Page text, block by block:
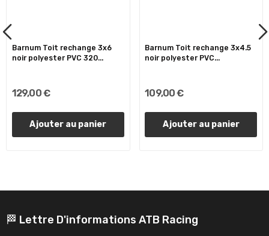
Barnum Toit rechange 3x6
noir polyester PVC 320...
129,00 €
Ajouter au panier
Barnum Toit rechange 3x4.5
noir polyester PVC...
109,00 €
Ajouter au panier
🏁 Lettre D'informations ATB Racing